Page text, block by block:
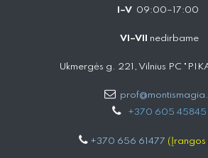
I–V 09:00–17:00
VI–VII nedirbame
Ukmergės g. 221, Vilnius PC
+370 605 4584​5
+370 656 61477 (Įrangos